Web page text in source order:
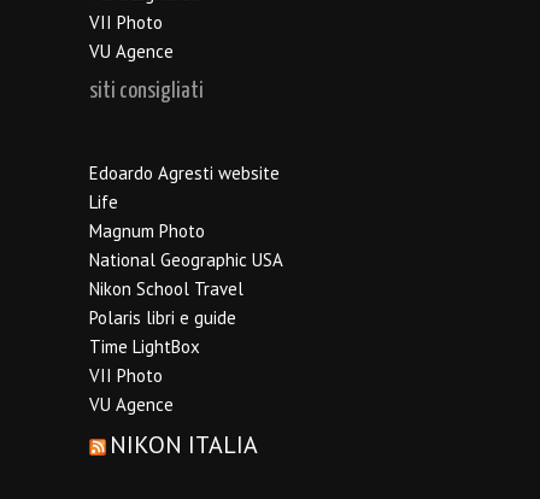
VII Photo
VU Agence
siti consigliati
Edoardo Agresti website
Life
Magnum Photo
National Geographic USA
Nikon School Travel
Polaris libri e guide
Time LightBox
VII Photo
VU Agence
NIKON ITALIA